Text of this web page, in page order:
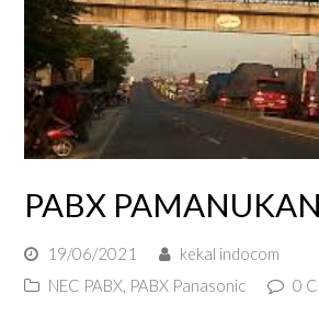
PABX PAMANUKAN
19/06/2021
kekal indocom
NEC PABX, PABX Panasonic 0